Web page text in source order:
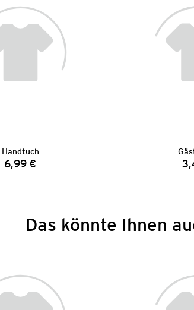
Handtuch
Preis:
6,99 €
Das könnte Ihnen